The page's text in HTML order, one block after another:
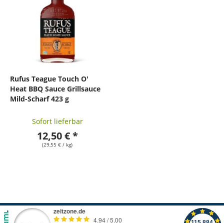
Rufus Teague Touch O'
Heat BBQ Sauce Grillsauce
Mild-Scharf 423 g
Sofort lieferbar
12,50 € *
(29,55 € / kg)